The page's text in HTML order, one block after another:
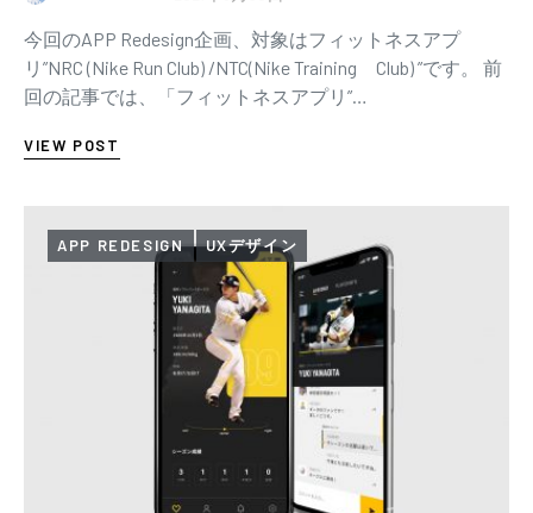
今回のAPP Redesign企画、対象はフィットネスアプ
リ”NRC (Nike Run Club) /NTC(Nike Training Club) ”です。 前
回の記事では、「フィットネスアプリ”…
VIEW POST
APP REDESIGN UXデザイン